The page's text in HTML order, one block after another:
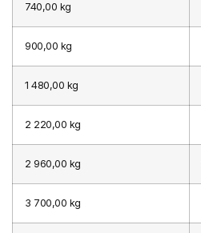
740,00 kg
900,00 kg
1 480,00 kg
2 220,00 kg
2 960,00 kg
3 700,00 kg